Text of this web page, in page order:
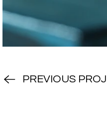
PREVIOUS